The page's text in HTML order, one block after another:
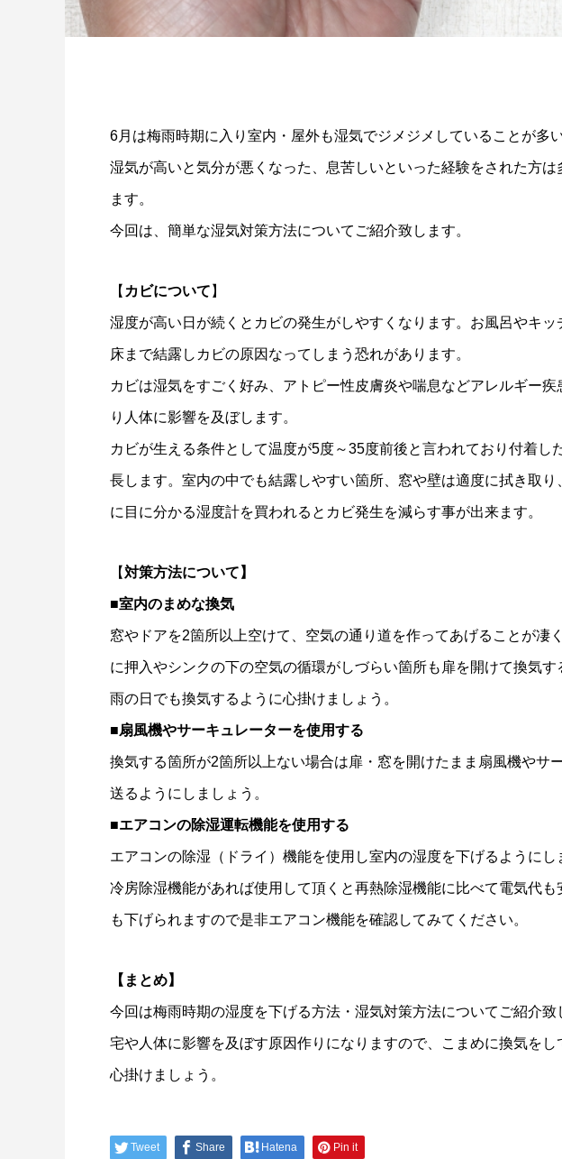
6月は梅雨時期に入り室内・屋外も湿気でジメジメしていることが多い
湿気が高いと気分が悪くなった、息苦しいといった経験をされた方
ます。
今回は、簡単な湿気対策方法についてご紹介致します。
【 カビについて 】
湿度が高い日が続くとカビの発生がしやすくなります。お風呂やキッ
床まで結露しカビの原因なってしまう恐れがあります。
カビは湿気をすごく好み、アトピー性皮膚炎や喘息などアレルギー
り人体に影響を及ぼします。
カビが生える条件として温度が5度～35度前後と言われており付着し
長します。室内の中でも結露しやすい箇所、窓や壁は適度に拭き取り
に目に分かる湿度計を買われるとカビ発生を減らす事が出来ます。
【対策方法について】
■室内のまめな換気
窓やドアを2箇所以上空けて、空気の通り道を作ってあげることが凄
に押入やシンクの下の空気の循環がしづらい箇所も扉を開けて換気
雨の日でも換気するように心掛けましょう。
■扇風機やサーキュレーターを使用する
換気する箇所が2箇所以上ない場合は扉・窓を開けたまま扇風機やサ
送るようにしましょう。
■エアコンの除湿運転機能を使用する
エアコンの除湿（ドライ）機能を使用し室内の湿度を下げるように
冷房除湿機能があれば使用して頂くと再熱除湿機能に比べて電気代
も下げられますので是非エアコン機能を確認してみてください。
【まとめ】
今回は梅雨時期の湿度を下げる方法・湿気対策方法についてご紹介
宅や人体に影響を及ぼす原因作りになりますので、こまめに換気をし
心掛けましょう。
Tweet Share Hatena Pin it